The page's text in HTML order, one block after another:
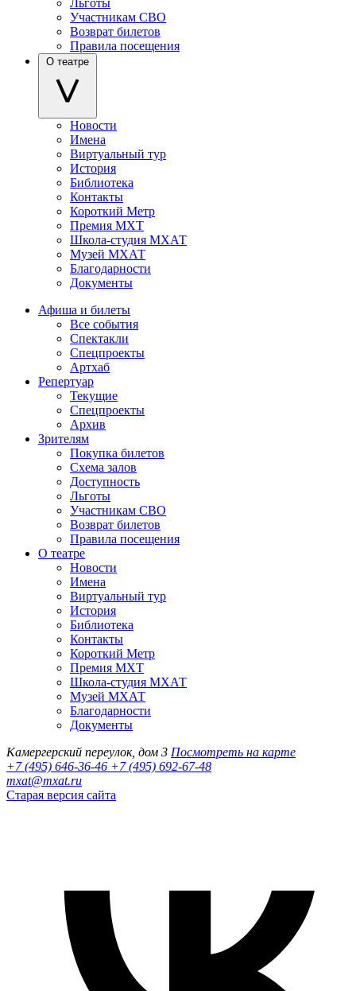
Льготы
Участникам СВО
Возврат билетов
Правила посещения
О театре
Новости
Имена
Виртуальный тур
История
Библиотека
Контакты
Короткий Метр
Премия МХТ
Школа-студия МХАТ
Музей МХАТ
Благодарности
Документы
Афиша и билеты
Все события
Спектакли
Спецпроекты
Артхаб
Репертуар
Текущие
Спецпроекты
Архив
Зрителям
Покупка билетов
Схема залов
Доступность
Льготы
Участникам СВО
Возврат билетов
Правила посещения
О театре
Новости
Имена
Виртуальный тур
История
Библиотека
Контакты
Короткий Метр
Премия МХТ
Школа-студия МХАТ
Музей МХАТ
Благодарности
Документы
Камергерский переулок, дом 3 Посмотреть на карте
+7 (495) 646-36-46 +7 (495) 692-67-48‬
mxat@mxat.ru
Старая версия сайта